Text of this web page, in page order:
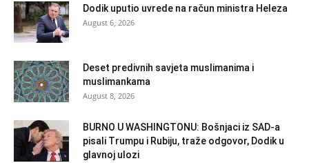
Dodik uputio uvrede na račun ministra Heleza
August 6, 2026
Deset predivnih savjeta muslimanima i
muslimankama
August 8, 2026
BURNO U WASHINGTONU: Bošnjaci iz SAD-a
pisali Trumpu i Rubiju, traže odgovor, Dodik u
glavnoj ulozi